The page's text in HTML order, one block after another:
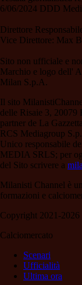
6/06/2024 DDD
Direttore
Vice Direttore: Max
Sito non ufficiale e
Marchio e logo dell'
Milan S.p.A.
Il sito
delle Risaie 3, 20079
partner de La
RCS Mediagroup
Unico responsabile
MEDIA SRLS; per
del Sito scrivere a
Milanisti Channel è
formazioni e
Copyright 2021-
Calciomercato
Scenari
Ufficialità
Ultima ora